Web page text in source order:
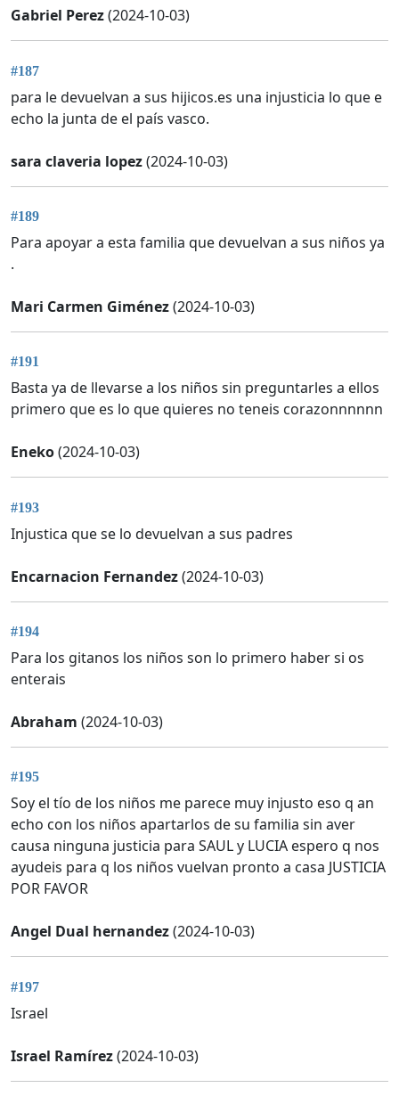
Gabriel Perez(2024-10-03)
#187
para le devuelvan a sus hijicos.es una injusticia lo que e
echo la junta de el país vasco.
sara claveria lopez(2024-10-03)
#189
Para apoyar a esta familia que devuelvan a sus niños ya
.
Mari Carmen Giménez(2024-10-03)
#191
Basta ya de llevarse a los niños sin preguntarles a ellos
primero que es lo que quieres no teneis corazonnnnnn
Eneko(2024-10-03)
#193
Injustica que se lo devuelvan a sus padres
Encarnacion Fernandez(2024-10-03)
#194
Para los gitanos los niños son lo primero haber si os
enterais
Abraham (2024-10-03)
#195
Soy el tío de los niños me parece muy injusto eso q an
echo con los niños apartarlos de su familia sin aver
causa ninguna justicia para SAUL y LUCIA espero q nos
ayudeis para q los niños vuelvan pronto a casa JUSTICIA
POR FAVOR
Angel Dual hernandez(2024-10-03)
#197
Israel
Israel Ramírez(2024-10-03)